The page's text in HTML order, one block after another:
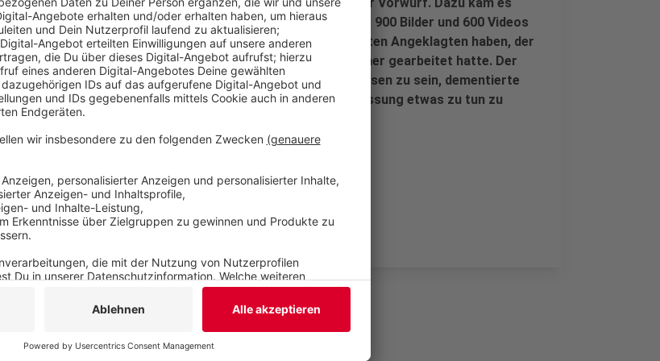
nicht, weil die Angeklagten vorher verhaftet werden konnten. 900 Bilder und 600 Videos
wurden sichergestellt. Die will der Hauptangeklagte vom dritten Angeklagten haben, der
ehemals als Sicherheitsmitarbeiter bei der Familie Schumacher gearbeitet hatte. Der
gab zu für die Digitalisierung privater Bilder beauftragt gewesen zu sein, dementierte
aber über seinen Anwalt. mit der Weiterleitung und der Erpressung etwas zu tun zu
haben.
Mittwoch, 11.12.2024 06:27
Anzeige